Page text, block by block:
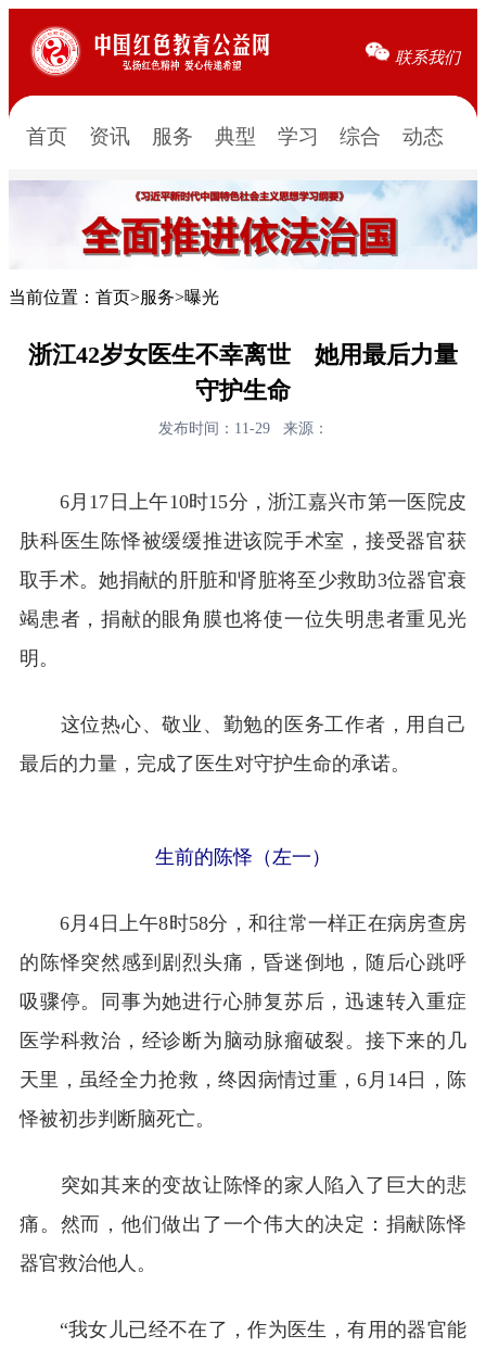
联系我们
首页 资讯 服务 典型 学习 综合 动态
当前位置： 首页>服务>曝光
浙江42岁女医生不幸离世 她用最后力量
守护生命
发布时间：11-29 来源：
6月17日上午10时15分，浙江嘉兴市第一医院皮
肤科医生陈怿被缓缓推进该院手术室，接受器官获
取手术。她捐献的肝脏和肾脏将至少救助3位器官衰
竭患者，捐献的眼角膜也将使一位失明患者重见光
明。
这位热心、敬业、勤勉的医务工作者，用自己
最后的力量，完成了医生对守护生命的承诺。
生前的陈怿（左一）
6月4日上午8时58分，和往常一样正在病房查房
的陈怿突然感到剧烈头痛，昏迷倒地，随后心跳呼
吸骤停。同事为她进行心肺复苏后，迅速转入重症
医学科救治，经诊断为脑动脉瘤破裂。接下来的几
天里，虽经全力抢救，终因病情过重，6月14日，陈
怿被初步判断脑死亡。
突如其来的变故让陈怿的家人陷入了巨大的悲
痛。然而，他们做出了一个伟大的决定：捐献陈怿
器官救治他人。
“我女儿已经不在了，作为医生，有用的器官能